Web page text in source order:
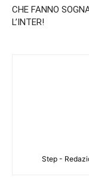
CHE FANNO
L’INTER!
Step -